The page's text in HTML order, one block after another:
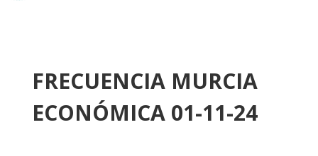
FRECUENCIA MURCIA
ECONÓMICA 01-11-24